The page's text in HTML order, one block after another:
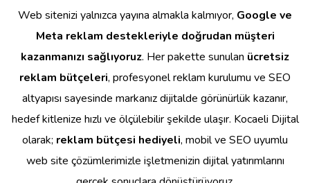
Web sitenizi yalnızca yayına almakla kalmıyor, Google ve
Meta reklam destekleriyle doğrudan müşteri
kazanmanızı sağlıyoruz. Her pakette sunulan ücretsiz
reklam bütçeleri, profesyonel reklam kurulumu ve SEO
altyapısı sayesinde markanız dijitalde görünürlük kazanır,
hedef kitlenize hızlı ve ölçülebilir şekilde ulaşır. Kocaeli Dijital
olarak; reklam bütçesi hediyeli, mobil ve SEO uyumlu
web site çözümlerimizle işletmenizin dijital yatırımlarını